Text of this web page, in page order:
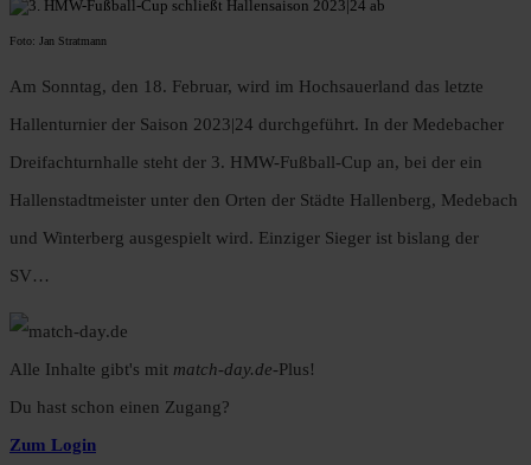
Foto: Jan Stratmann
Am Sonntag, den 18. Februar, wird im Hochsauerland das letzte
Hallenturnier der Saison 2023|24 durchgeführt. In der Medebacher
Dreifachturnhalle steht der 3. HMW-Fußball-Cup an, bei der ein
Hallenstadtmeister unter den Orten der Städte Hallenberg, Medebach
und Winterberg ausgespielt wird. Einziger Sieger ist bislang der
SV…
Alle Inhalte gibt's mit match-day.de-Plus!
Du hast schon einen Zugang?
Zum Login